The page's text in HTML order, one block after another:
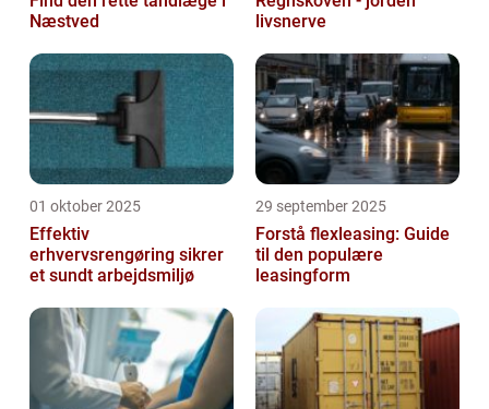
Næstved
livsnerve
01 oktober 2025
Effektiv
erhvervsrengøring sikrer
et sundt arbejdsmiljø
29 september 2025
Forstå flexleasing: Guide
til den populære
leasingform